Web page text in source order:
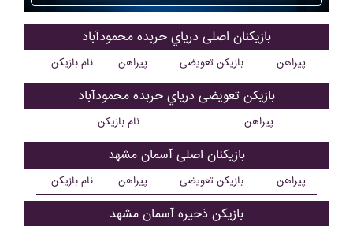
بازیکنان اصلی درياي حربده محمودآباد
نام بازیکن پیراهن بازیکن تعویضی پیراهن
بازیکن تعویضی درياي حربده محمودآباد
نام بازیکن پیراهن
بازیکنان اصلی آسمان مشهد
نام بازیکن پیراهن بازیکن تعویضی پیراهن
بازیکن ذحیره آسمان مشهد